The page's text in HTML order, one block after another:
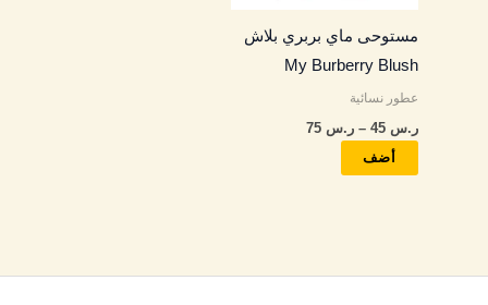
مستوحى ماي بربري بلاش
My Burberry Blush
عطور نسائية
ر.س – ر.س
أضف
المنتج.
يمكن
اختيار
على